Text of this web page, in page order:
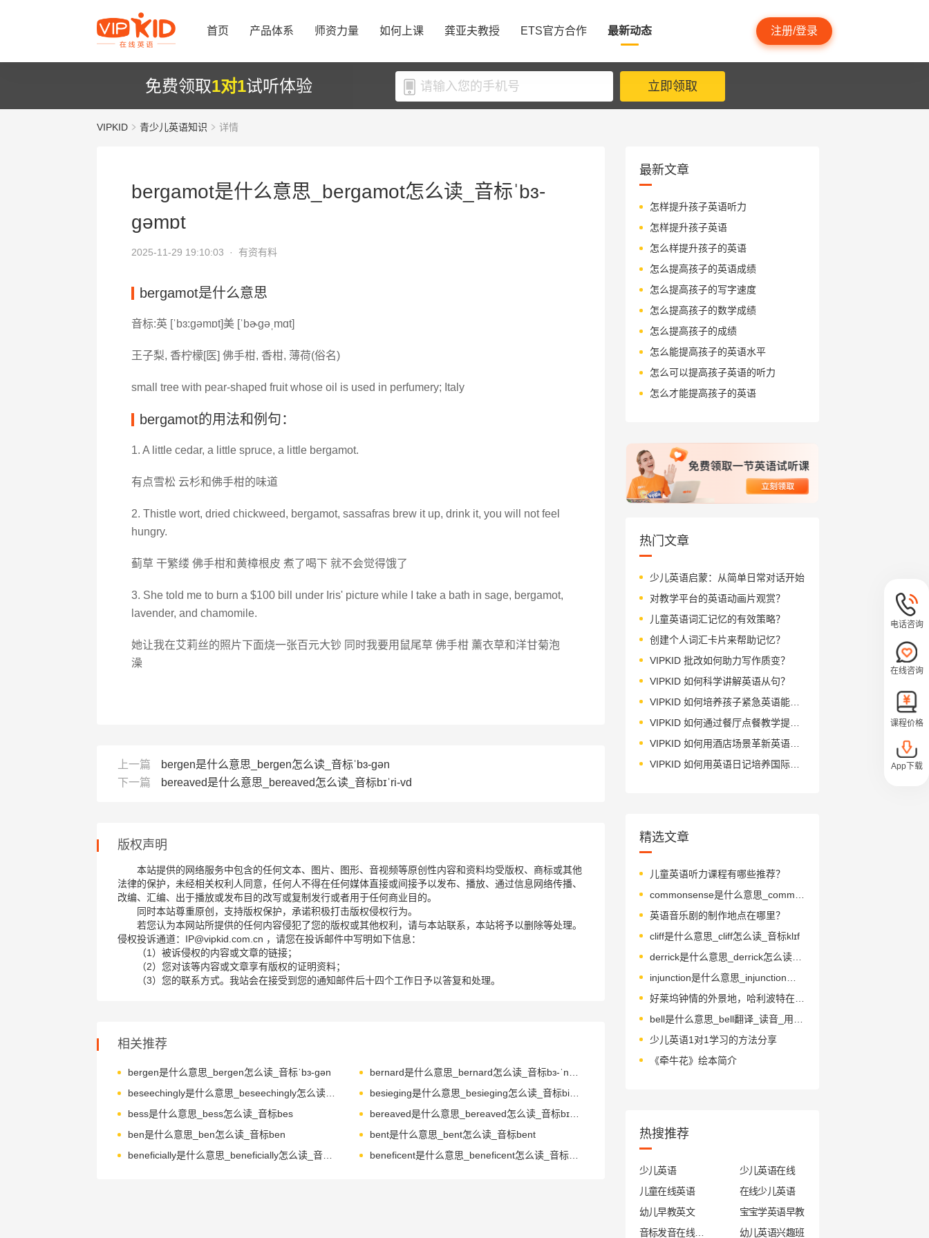
首页 产品体系 师资力量 如何上课 龚亚夫教授 ETS官方合作 最新动态 注册/登录
免费领取1对1试听体验 立即领取
VIPKID 青少儿英语知识 详情
bergamot是什么意思_bergamot怎么读_音标ˈbɜ-
ɡəmɒt
2025-11-29 19:10:03 · 有资有料
bergamot是什么意思
音标:英 [ˈbɜ:ɡəmɒt]美 [ˈbɚɡəˌmɑt]
王子梨, 香柠檬[医] 佛手柑, 香柑, 薄荷(俗名)
small tree with pear-shaped fruit whose oil is used in perfumery; Italy
bergamot的用法和例句：
1. A little cedar, a little spruce, a little bergamot.
有点雪松 云杉和佛手柑的味道
2. Thistle wort, dried chickweed, bergamot, sassafras brew it up, drink it, you will not feel
hungry.
蓟草 干繁缕 佛手柑和黄樟根皮 煮了喝下 就不会觉得饿了
3. She told me to burn a $100 bill under Iris' picture while I take a bath in sage, bergamot,
lavender, and chamomile.
她让我在艾莉丝的照片下面烧一张百元大钞 同时我要用鼠尾草 佛手柑 薰衣草和洋甘菊泡
澡
上一篇
bergen是什么意思_bergen怎么读_音标ˈbɜ-ɡən
下一篇
bereaved是什么意思_bereaved怎么读_音标bɪˈri-vd
版权声明
本站提供的网络服务中包含的任何文本、图片、图形、音视频等原创性内容和资料均受版权、商标或其他
法律的保护，未经相关权利人同意，任何人不得在任何媒体直接或间接予以发布、播放、通过信息网络传播、
改编、汇编、出于播放或发布目的改写或复制发行或者用于任何商业目的。
同时本站尊重原创，支持版权保护，承诺积极打击版权侵权行为。
若您认为本网站所提供的任何内容侵犯了您的版权或其他权利，请与本站联系，本站将予以删除等处理。
侵权投诉通道：IP@vipkid.com.cn ，请您在投诉邮件中写明如下信息：
（1）被诉侵权的内容或文章的链接；
（2）您对该等内容或文章享有版权的证明资料；
（3）您的联系方式。我站会在接受到您的通知邮件后十四个工作日予以答复和处理。
相关推荐
bergen是什么意思_bergen怎么读_音标ˈbɜ-ɡən
beseechingly是什么意思_beseechingly怎么读_音标bɪ'si-tʃɪŋlɪ
besieging是什么意思_besieging怎么读_音标biˈsi-dʒɪŋ
bess是什么意思_bess怎么读_音标bes
bereaved是什么意思_bereaved怎么读_音标bɪˈri-vd
ben是什么意思_ben怎么读_音标ben
bent是什么意思_bent怎么读_音标bent
beneficially是什么意思_beneficially怎么读_音标benɪ'fɪʃəlɪ
beneficent是什么意思_beneficent怎么读_音标bɪˈnefɪsnt
最新文章
怎样提升孩子英语听力
怎样提升孩子英语
怎么样提升孩子的英语
怎么提高孩子的英语成绩
怎么提高孩子的写字速度
怎么提高孩子的数学成绩
怎么提高孩子的成绩
怎么能提高孩子的英语水平
怎么可以提高孩子英语的听力
怎么才能提高孩子的英语
热门文章
少儿英语启蒙：从简单日常对话开始
对教学平台的英语动画片观赏？
儿童英语词汇记忆的有效策略？
创建个人词汇卡片来帮助记忆？
VIPKID 批改如何助力写作质变？
VIPKID 如何科学讲解英语从句？
VIPKID 如何培养孩子紧急英语能力？
VIPKID 如何通过餐厅点餐教学提升少儿英语应用能力？
VIPKID 如何用酒店场景革新英语教学？
VIPKID 如何用英语日记培养国际化人才？
精选文章
儿童英语听力课程有哪些推荐？
英语音乐剧的制作地点在哪里？
cliff是什么意思_cliff怎么读_音标klɪf
derrick是什么意思_derrick怎么读_音标'derɪk
好莱坞钟情的外景地，哈利波特在这念书！你却不一定了解…
少儿英语1对1学习的方法分享
《牵牛花》绘本简介
热搜推荐
少儿英语
少儿英语在线
儿童在线英语
在线少儿英语
幼儿早教英文
宝宝学英语早教
幼儿英语兴趣班
电话咨询
在线咨询
课程价格
App下载